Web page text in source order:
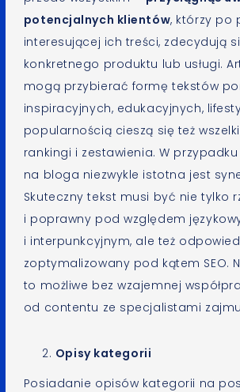
potencjalnych klientów, którzy po
interesującej ich treści, zdecydują
konkretnego produktu lub usługi.
mogą przybierać formę tekstów
inspiracyjnych, edukacyjnych,
popularnością cieszą się też
rankingi i zestawienia. W przypadku
na bloga niezwykle istotna jest
Skuteczny tekst musi być nie tylko
i poprawny pod względem
i interpunkcyjnym, ale też
zoptymalizowany pod kątem SEO.
to możliwe bez wzajemnej
od contentu ze specjalistami
Opisy kategorii
Posiadanie opisów kategorii na